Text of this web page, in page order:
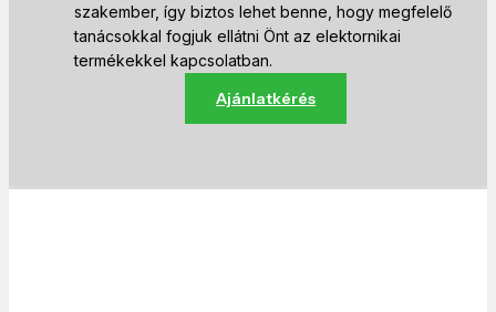
szakember, így biztos lehet benne, hogy megfelelő
tanácsokkal fogjuk ellátni Önt az elektornikai
termékekkel kapcsolatban.
Ajánlatkérés